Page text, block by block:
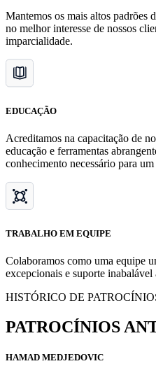
Mantemos os mais altos padrões
no melhor interesse de nossos
imparcialidade.
EDUCAÇÃO
Acreditamos na capacitação de
educação e ferramentas
conhecimento necessário para
TRABALHO EM EQUIPE
Colaboramos como uma equipe
excepcionais e suporte inabalável
HISTÓRICO DE
PATROCÍNIOS
HAMAD MEDJEDOVIC